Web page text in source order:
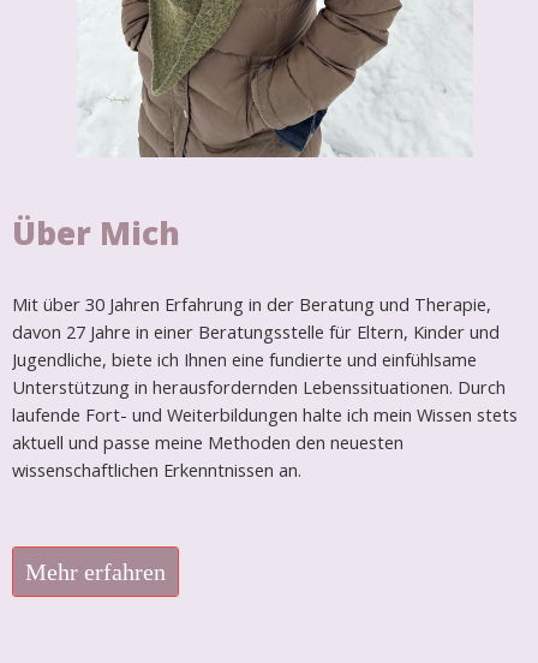
Über Mich
Mit über 30 Jahren Erfahrung in der Beratung und Therapie,
davon 27 Jahre in einer Beratungsstelle für Eltern, Kinder und
Jugendliche, biete ich Ihnen eine fundierte und einfühlsame
Unterstützung in herausfordernden Lebenssituationen. Durch
laufende Fort- und Weiterbildungen halte ich mein Wissen stets
aktuell und passe meine Methoden den neuesten
wissenschaftlichen Erkenntnissen an.
Mehr erfahren